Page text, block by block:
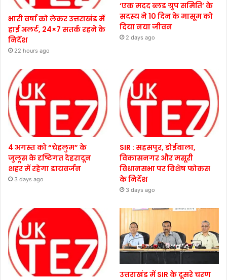
भारी वर्षा को लेकर उत्तराखंड में
हाई अलर्ट, 24×7 सतर्क रहने के
निर्देश
22 hours ago
‘एक मदद ब्लड ग्रुप समिति’ के
सदस्य ने 10 दिन के मासूम को
दिया नया जीवन
2 days ago
4 अगस्त को “चेहलुम” के
जुलूस के दृष्टिगत देहरादून
शहर में रहेगा डायवर्जन
3 days ago
SIR : सहसपुर, डोईवाला,
विकासनगर और मसूरी
विधानसभा पर विशेष फोकस
के निर्देश
3 days ago
उत्तराखंड में SIR के दूसरे चरण